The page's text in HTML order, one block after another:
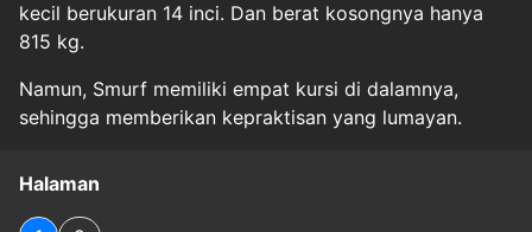
kecil berukuran 14 inci. Dan berat kosongnya hanya
815 kg.
Namun, Smurf memiliki empat kursi di dalamnya,
sehingga memberikan kepraktisan yang lumayan.
Halaman